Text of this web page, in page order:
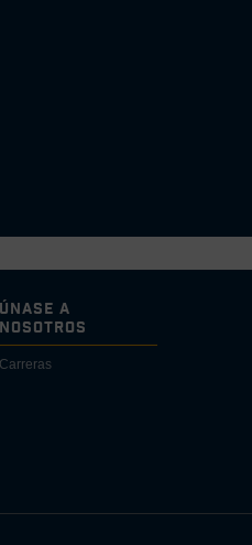
Únase a
Nosotros
Carreras